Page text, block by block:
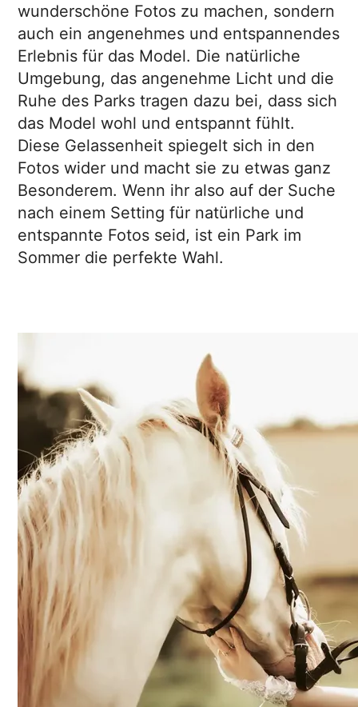
wunderschöne Fotos zu machen, sondern
auch ein angenehmes und entspannendes
Erlebnis für das Model. Die natürliche
Umgebung, das angenehme Licht und die
Ruhe des Parks tragen dazu bei, dass sich
das Model wohl und entspannt fühlt.
Diese Gelassenheit spiegelt sich in den
Fotos wider und macht sie zu etwas ganz
Besonderem. Wenn ihr also auf der Suche
nach einem Setting für natürliche und
entspannte Fotos seid, ist ein Park im
Sommer die perfekte Wahl.